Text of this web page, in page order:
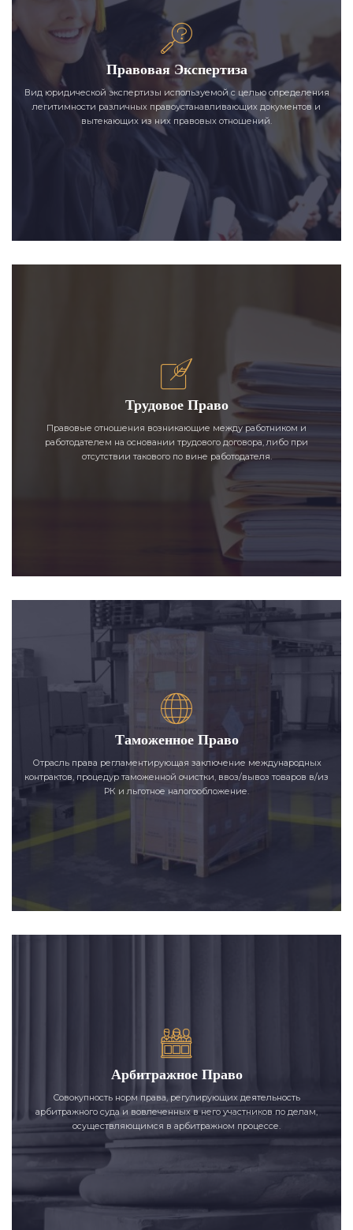
Правовая Экспертиза
Вид юридической экспертизы используемой с целью определения
легитимности различных правоустанавливающих документов и
вытекающих из них правовых отношений.
Трудовое Право
Правовые отношения возникающие между работником и
работодателем на основании трудового договора, либо при
отсутствии такового по вине работодателя.
Таможенное Право
Отрасль права регламентирующая заключение международных
контрактов, процедур таможенной очистки, ввоз/вывоз товаров в/из
РК и льготное налогообложение.
Арбитражное Право
Совокупность норм права, регулирующих деятельность
арбитражного суда и вовлеченных в него участников по делам,
осуществляющимся в арбитражном процессе.